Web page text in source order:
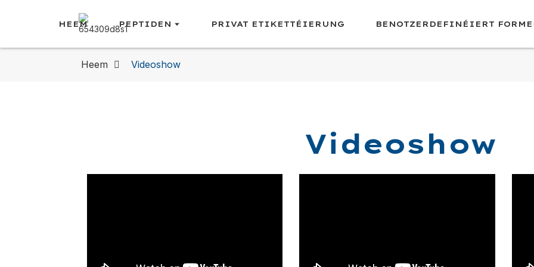
HEEM PEPTIDEN PRIVAT ETIKETTÉIERUNG BENOTZERDEFINÉIERT
Heem Videoshow
Videoshow